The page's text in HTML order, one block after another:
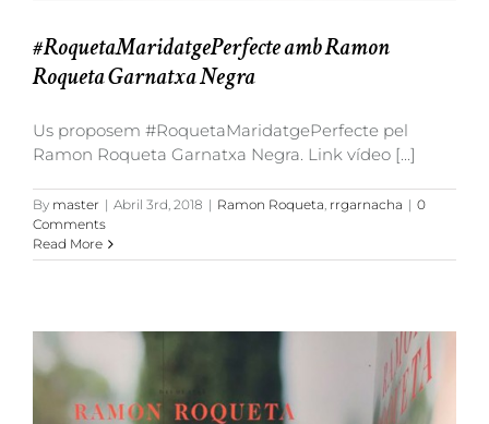
#RoquetaMaridatgePerfecte amb Ramon
Roqueta Garnatxa Negra
Us proposem #RoquetaMaridatgePerfecte pel
Ramon Roqueta Garnatxa Negra. Link vídeo [...]
By master | Abril 3rd, 2018 | Ramon Roqueta rrgarnacha | 0
Comments
Read More